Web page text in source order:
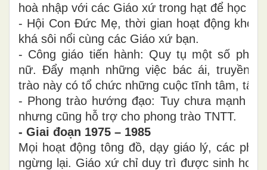
hoà nhập với các Giáo xứ trong hạt để
- Hội Con Đức Mẹ, thời gian hoạt động
khá sôi nổi cùng các Giáo xứ bạn.
- Công giáo tiến hành: Quy tụ một số phụ
nữ. Đẩy mạnh những việc bác ái, truyền
trào này có tổ chức những cuộc tĩnh tâm,
- Phong trào hướng đạo: Tuy chưa mạnh và
nhưng cũng hỗ trợ cho phong trào TNTT.
- Giai đoạn 1975 – 1985
Mọi hoạt động tông đồ, dạy giáo lý, các
ngừng lại. Giáo xứ chỉ duy trì được sinh hoạt